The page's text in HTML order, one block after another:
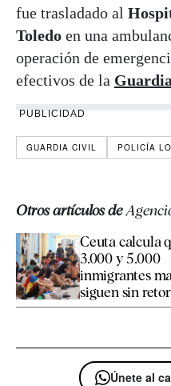
fue trasladado al
Toledo en una
operación de
efectivos de la
PUBLICIDAD
GUARDIA CIVIL POLICÍA
Otros artículos de
Ceuta calcula
3.000 y 5.000
inmigrantes
siguen sin
Únete al